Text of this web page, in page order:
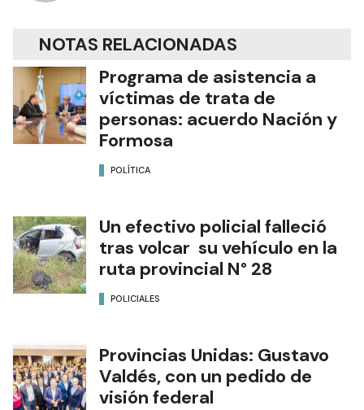
NOTAS RELACIONADAS
Programa de asistencia a
víctimas de trata de
personas: acuerdo Nación y
Formosa
POLÍTICA
Un efectivo policial falleció
tras volcar su vehículo en la
ruta provincial N° 28
POLICIALES
Provincias Unidas: Gustavo
Valdés, con un pedido de
visión federal